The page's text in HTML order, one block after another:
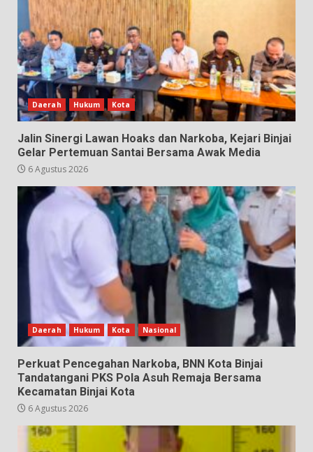
Daerah Hukum Kota
Jalin Sinergi Lawan Hoaks dan Narkoba, Kejari Binjai
Gelar Pertemuan Santai Bersama Awak Media
6 Agustus 2026
Daerah Hukum Kota Nasional
Perkuat Pencegahan Narkoba, BNN Kota Binjai
Tandatangani PKS Pola Asuh Remaja Bersama
Kecamatan Binjai Kota
6 Agustus 2026